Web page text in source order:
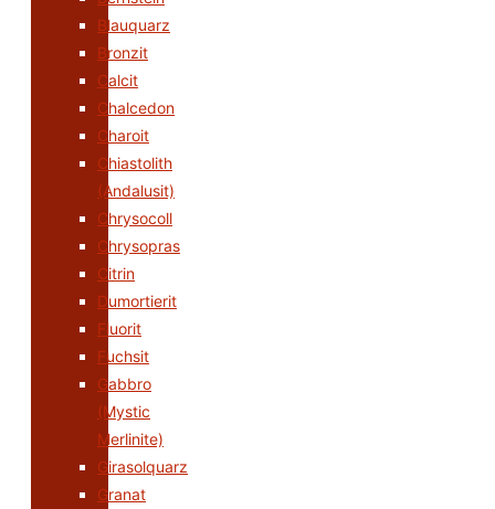
Blauquarz
Bronzit
Calcit
Chalcedon
Charoit
Chiastolith
(Andalusit)
Chrysocoll
Chrysopras
Citrin
Dumortierit
Fluorit
Fuchsit
Gabbro
(Mystic
Merlinite)
Girasolquarz
Granat